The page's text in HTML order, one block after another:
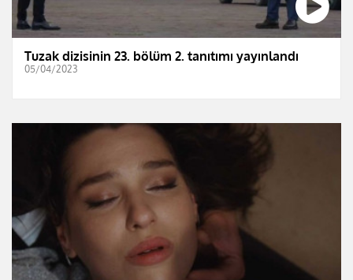
Tuzak dizisinin 23. bölüm 2. tanıtımı yayınlandı
05/04/2023